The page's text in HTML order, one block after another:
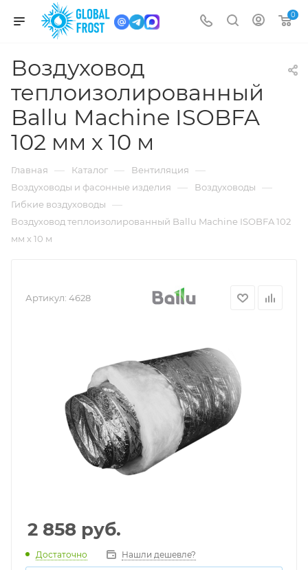
0
Воздуховод
теплоизолированный
Ballu Machine ISOBFA
102 мм х 10 м
Главная — Каталог — Вентиляция —
Воздуховоды и фасонные изделия — Воздуховоды —
Гибкие воздуховоды —
Воздуховод теплоизолированный Ballu Machine ISOBFA 102
мм х 10 м
Артикул: 4628
2 858 руб.
Достаточно Нашли дешевле?